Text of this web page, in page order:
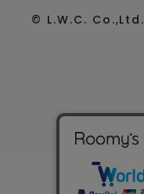
© L.W.C. Co.,Ltd.